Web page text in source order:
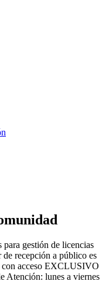
gestión de licencias
recepción a público es
con acceso EXCLUSIVO
Atención: lunes a viernes